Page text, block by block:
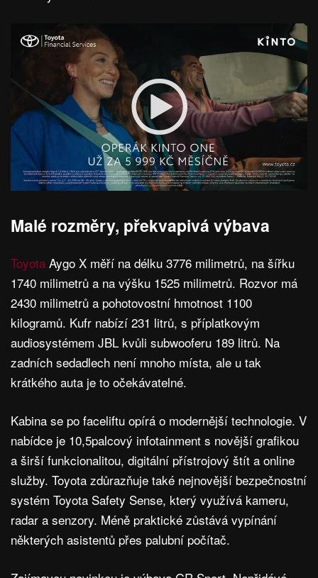
Malé rozměry, překvapivá výbava
Toyota Aygo X měří na délku 3776 milimetrů, na šířku
1740 milimetrů a na výšku 1525 milimetrů. Rozvor má
2430 milimetrů a pohotovostní hmotnost 1100
kilogramů. Kufr nabízí 231 litrů, s příplatkovým
audiosystémem JBL kvůli subwooferu 189 litrů. Na
zadních sedadlech není mnoho místa, ale u tak
krátkého auta je to očekávatelné.
Kabina se po faceliftu opírá o modernější technologie. V
nabídce je 10,5palcový infotainment s novější grafikou
a širší funkcionalitou, digitální přístrojový štít a online
služby. Toyota zdůrazňuje také nejnovější bezpečnostní
systém Toyota Safety Sense, který využívá kameru,
radar a senzory. Méně praktické zůstává vypínání
některých asistentů přes palubní počítač.